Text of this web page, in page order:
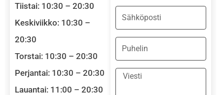
Tiistai: 10:30 – 20:30
Keskiviikko: 10:30 –
20:30
Torstai: 10:30 – 20:30
Perjantai: 10:30 – 20:30
Lauantai: 11:00 – 20:30
Email
Phone
Message